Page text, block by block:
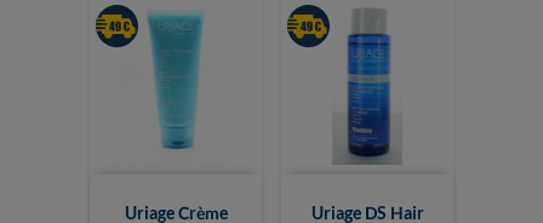
Uriage Crème
Uriage DS Hair